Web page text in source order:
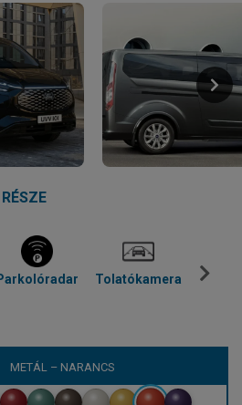
Tolatókamera
METÁL – NARANCS